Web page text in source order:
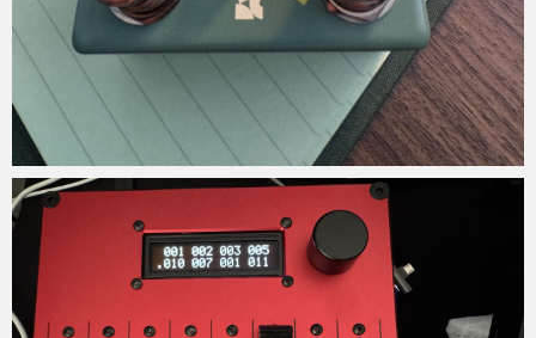
Micchan